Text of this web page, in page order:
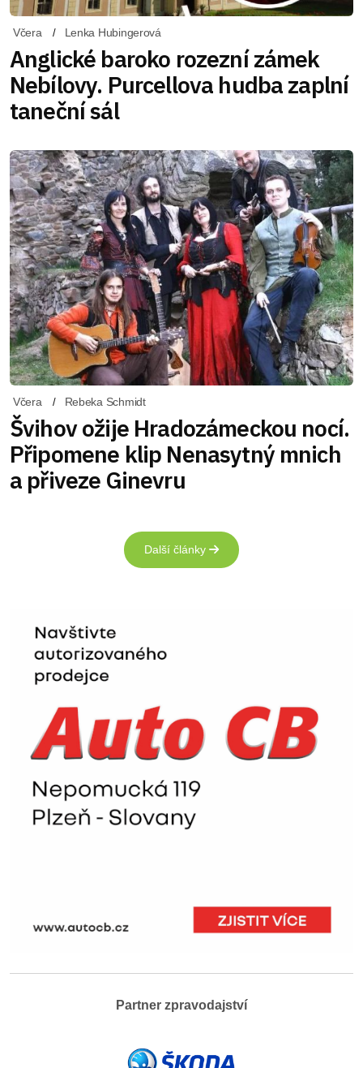
Včera Lenka Hubingerová
Anglické baroko rozezní zámek
Nebílovy. Purcellova hudba zaplní
taneční sál
Včera Rebeka Schmidt
Švihov ožije Hradozámeckou nocí.
Připomene klip Nenasytný mnich
a přiveze Ginevru
Další články
Partner zpravodajství